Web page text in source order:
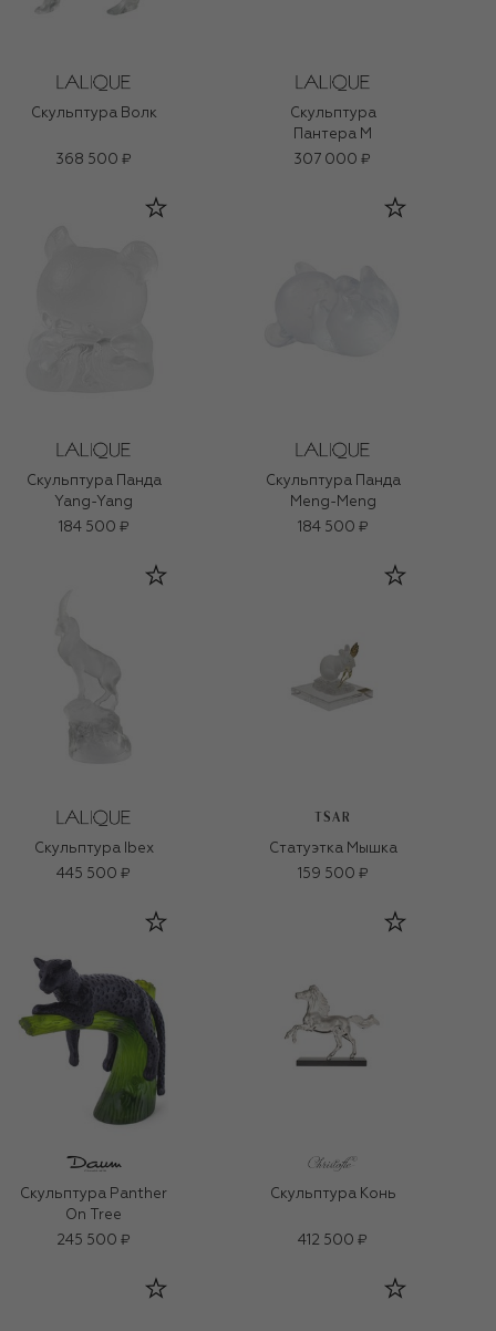
Скульптура Волк
368 500 ₽
Скульптура
Пантера M
307 000 ₽
Скульптура Панда
Yang-Yang
184 500 ₽
Скульптура Панда
Meng-Meng
184 500 ₽
Скульптура Ibex
445 500 ₽
TSAR
Статуэтка Мышка
159 500 ₽
Скульптура Panther
On Tree
245 500 ₽
Скульптура Конь
412 500 ₽